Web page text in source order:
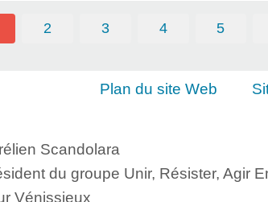
2 3 4 5
Plan du site Web
Scandolara
du groupe Unir, Résister, Agir
Vénissieux